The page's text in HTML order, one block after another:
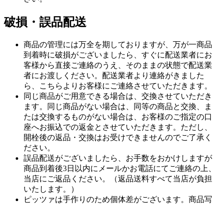
破損・誤品配送
商品の管理には万全を期しておりますが、万が一商品
到着時に破損がございましたら、すぐに配送業者にお
客様から直接ご連絡のうえ、そのままの状態で配送業
者にお渡しください。配送業者より連絡がきました
ら、こちらよりお客様にご連絡させていただきます。
同じ商品がご用意できる場合は、交換させていただき
ます。同じ商品がない場合は、同等の商品と交換、ま
たは交換するものがない場合は、お客様のご指定の口
座へお振込での返金とさせていただきます。ただし、
開栓後の返品・交換はお受けできませんのでご了承く
ださい。
誤品配送がございましたら、お手数をおかけしますが
商品到着後3日以内にメールかお電話にてご連絡の上、
当店にご返品ください。（返品送料すべて当店が負担
いたします。）
ピッツァは手作りのため個体差がございます。商品写